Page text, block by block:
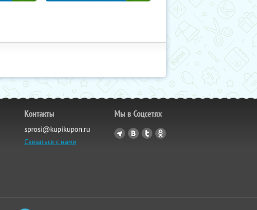
Контакты
sprosi@kupikupon.ru
Связаться с нами
Мы в Соцсетях